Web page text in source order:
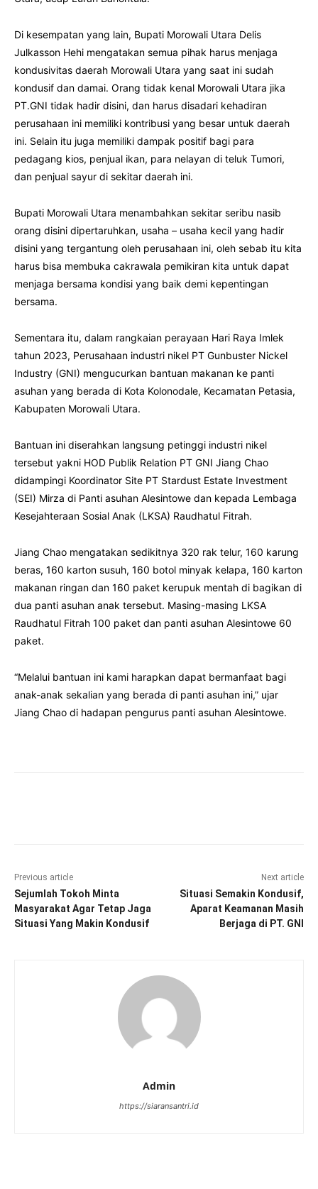
Di kesempatan yang lain, Bupati Morowali Utara Delis
Julkasson Hehi mengatakan semua pihak harus menjaga
kondusivitas daerah Morowali Utara yang saat ini sudah
kondusif dan damai. Orang tidak kenal Morowali Utara jika
PT.GNI tidak hadir disini, dan harus disadari kehadiran
perusahaan ini memiliki kontribusi yang besar untuk daerah
ini. Selain itu juga memiliki dampak positif bagi para
pedagang kios, penjual ikan, para nelayan di teluk Tumori,
dan penjual sayur di sekitar daerah ini.
Bupati Morowali Utara menambahkan sekitar seribu nasib
orang disini dipertaruhkan, usaha – usaha kecil yang hadir
disini yang tergantung oleh perusahaan ini, oleh sebab itu kita
harus bisa membuka cakrawala pemikiran kita untuk dapat
menjaga bersama kondisi yang baik demi kepentingan
bersama.
Sementara itu, dalam rangkaian perayaan Hari Raya Imlek
tahun 2023, Perusahaan industri nikel PT Gunbuster Nickel
Industry (GNI) mengucurkan bantuan makanan ke panti
asuhan yang berada di Kota Kolonodale, Kecamatan Petasia,
Kabupaten Morowali Utara.
Bantuan ini diserahkan langsung petinggi industri nikel
tersebut yakni HOD Publik Relation PT GNI Jiang Chao
didampingi Koordinator Site PT Stardust Estate Investment
(SEI) Mirza di Panti asuhan Alesintowe dan kepada Lembaga
Kesejahteraan Sosial Anak (LKSA) Raudhatul Fitrah.
Jiang Chao mengatakan sedikitnya 320 rak telur, 160 karung
beras, 160 karton susuh, 160 botol minyak kelapa, 160 karton
makanan ringan dan 160 paket kerupuk mentah di bagikan di
dua panti asuhan anak tersebut. Masing-masing LKSA
Raudhatul Fitrah 100 paket dan panti asuhan Alesintowe 60
paket.
“Melalui bantuan ini kami harapkan dapat bermanfaat bagi
anak-anak sekalian yang berada di panti asuhan ini,” ujar
Jiang Chao di hadapan pengurus panti asuhan Alesintowe.
Previous article
Sejumlah Tokoh Minta
Masyarakat Agar Tetap Jaga
Situasi Yang Makin Kondusif
Next article
Situasi Semakin Kondusif,
Aparat Keamanan Masih
Berjaga di PT. GNI
Admin
https://siaransantri.id